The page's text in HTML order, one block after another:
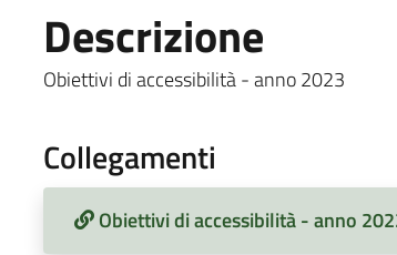
Descrizione
Obiettivi di accessibilità - anno 2023
Collegamenti
Obiettivi di accessibilità - anno